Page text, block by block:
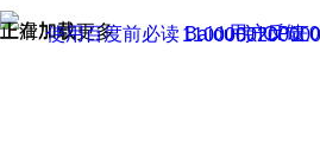
正在加载
上滑加载更多 用户反馈
使用百度前必读 Baidu 京ICP证
京公网安备